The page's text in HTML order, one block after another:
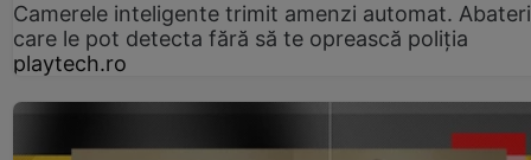
Camerele inteligente trimit amenzi automat.
care le pot detecta fără să te oprească poliția
playtech.ro